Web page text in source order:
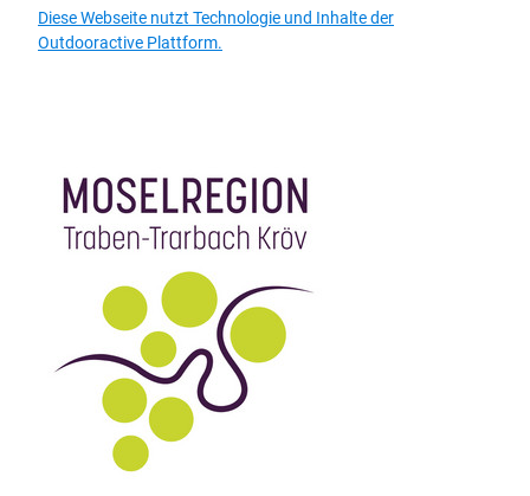
Diese Webseite nutzt Technologie und Inhalte der
Outdooractive Plattform.